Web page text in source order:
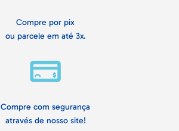
Compre por pix
ou parcele em até 3x.
Compre com segurança
através de nosso site!